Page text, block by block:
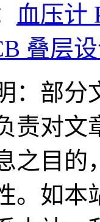
血压计
叠层
：部分
责对文
之目的
。如本